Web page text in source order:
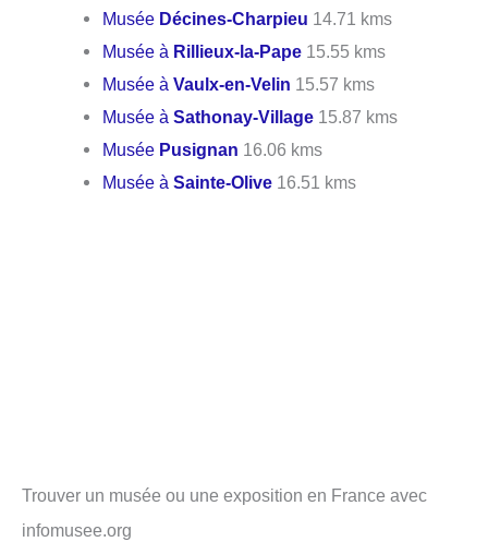
Musée Décines-Charpieu 14.71 kms
Musée à Rillieux-la-Pape 15.55 kms
Musée àVaulx-en-Velin 15.57 kms
Musée àSathonay-Village 15.87 kms
Musée Pusignan 16.06 kms
Musée àSainte-Olive 16.51 kms
Trouver un musée ou une exposition en France avec
infomusee.org